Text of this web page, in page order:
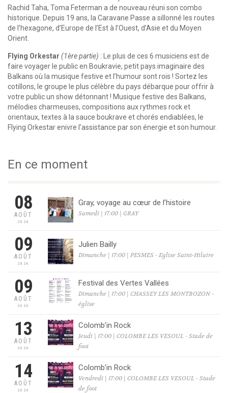
Rachid Taha, Toma Feterman a de nouveau réuni son combo
historique. Depuis 19 ans, la Caravane Passe a sillonné les routes
de l’hexagone, d’Europe de l’Est à l’Ouest, d’Asie et du Moyen
Orient.
Flying Orkestar (1ère partie) : Le plus de ces 6 musiciens est de
faire voyager le public en Boukravie, petit pays imaginaire des
Balkans où la musique festive et l’humour sont rois ! Sortez les
cotillons, le groupe le plus célèbre du pays débarque pour offrir à
votre public un show détonnant ! Musique festive des Balkans,
mélodies charmeuses, compositions aux rythmes rock et
orientaux, textes à la sauce boukrave et chorés endiablées, le
Flying Orkestar enivre l’assistance par son énergie et son humour.
En ce moment
08
AOÛT
2026
Gray, voyage au cœur de l’histoire
Samedi | 17:00 | GRAY
09
AOÛT
2026
Julien Bailly
Dimanche | 17:00 | PESMES - Eglise Saint-Hilaire
09
AOÛT
2026
Festival des Vertes Vallées
Dimanche | 17:00 | CHASSEY LES MONTBOZON -
église
13
AOÛT
2026
Colomb’in Rock
Jeudi | 17:00 | COLOMBE LES VESOUL - Stade de
foot
14
AOÛT
2026
Colomb’in Rock
Vendredi | 17:00 | COLOMBE LES VESOUL - Stade
de foot